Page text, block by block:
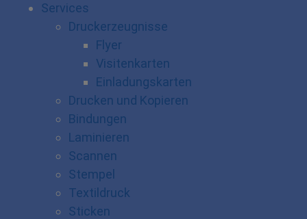
Services
Druckerzeugnisse
Flyer
Visitenkarten
Einladungskarten
Drucken und Kopieren
Bindungen
Laminieren
Scannen
Stempel
Textildruck
Sticken